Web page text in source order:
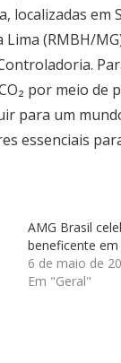
(RMBH/
por meio
para um
essenciais
AMG Brasil
beneficente em
6 de maio de
Em "Geral"